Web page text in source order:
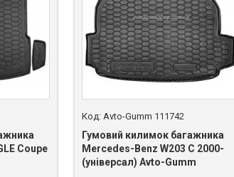
Coupe
Avto-Gumm 111742
Гумовий килимок багажника
Mercedes-Benz W203 C 2000-
(універсал) Avto-Gumm